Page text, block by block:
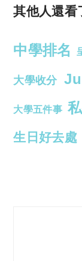
其他人還
中學排名
大學收分
大學五件事
生日好去處